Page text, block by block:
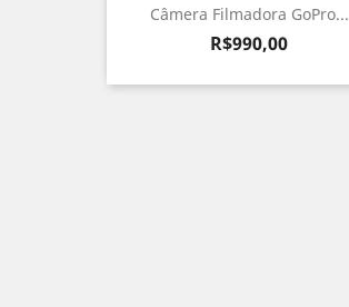
Câmera Filmadora GoPro...
Preço
R$990,00